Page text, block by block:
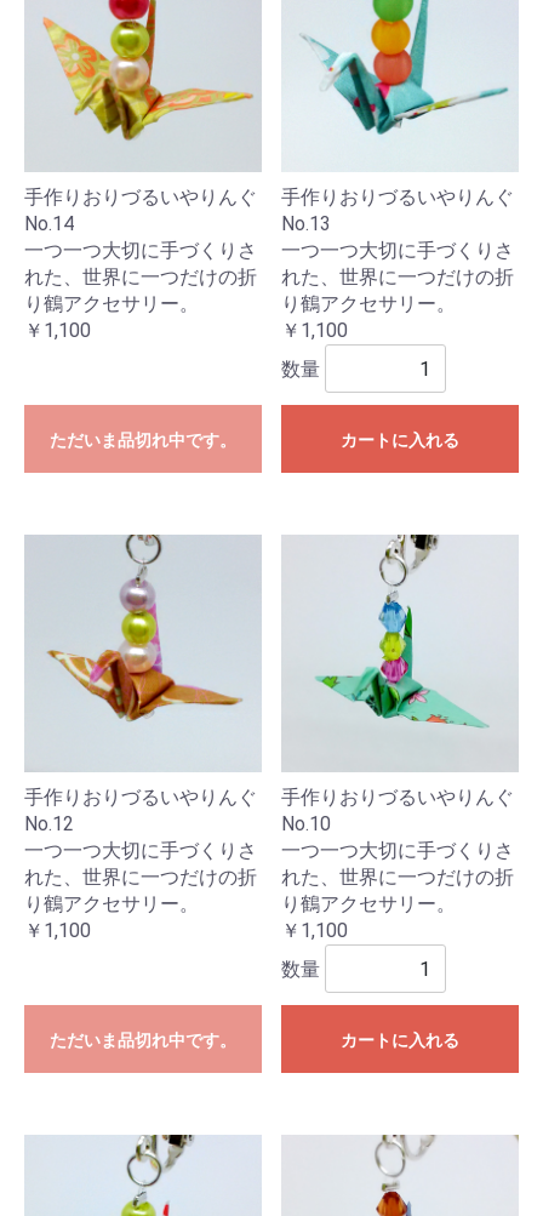
手作りおりづるいやりんぐ
No.14
一つ一つ大切に手づくりさ
れた、世界に一つだけの折
り鶴アクセサリー。
￥1,100
ただいま品切れ中です。
手作りおりづるいやりんぐ
No.13
一つ一つ大切に手づくりさ
れた、世界に一つだけの折
り鶴アクセサリー。
￥1,100
数量
カートに入れる
手作りおりづるいやりんぐ
No.12
一つ一つ大切に手づくりさ
れた、世界に一つだけの折
り鶴アクセサリー。
￥1,100
ただいま品切れ中です。
手作りおりづるいやりんぐ
No.10
一つ一つ大切に手づくりさ
れた、世界に一つだけの折
り鶴アクセサリー。
￥1,100
数量
カートに入れる